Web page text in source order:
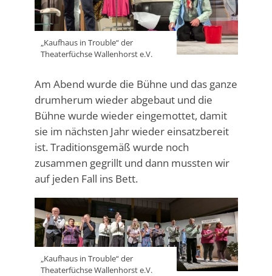
„Kaufhaus in Trouble“ der
Theaterfüchse Wallenhorst e.V.
Am Abend wurde die Bühne und das ganze
drumherum wieder abgebaut und die
Bühne wurde wieder eingemottet, damit
sie im nächsten Jahr wieder einsatzbereit
ist. Traditionsgemäß wurde noch
zusammen gegrillt und dann mussten wir
auf jeden Fall ins Bett.
„Kaufhaus in Trouble“ der
Theaterfüchse Wallenhorst e.V.